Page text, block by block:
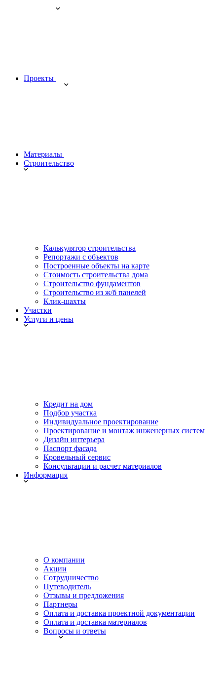
Проекты
Материалы
Строительство
Калькулятор строительства
Репортажи с объектов
Построенные объекты на карте
Стоимость строительства дома
Строительство фундаментов
Строительство из ж/б панелей
Клик-шахты
Участки
Услуги и цены
Кредит на дом
Подбор участка
Индивидуальное проектирование
Проектирование и монтаж инженерных систем
Дизайн интерьера
Паспорт фасада
Кровельный сервис
Консультации и расчет материалов
Информация
О компании
Акции
Сотрудничество
Путеводитель
Отзывы и предложения
Партнеры
Оплата и доставка проектной документации
Оплата и доставка материалов
Вопросы и ответы